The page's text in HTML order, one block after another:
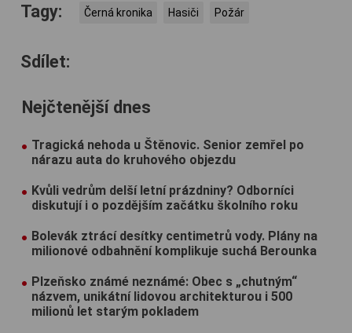
Tagy: Černá kronika Hasiči Požár
Sdílet:
Nejčtenější dnes
Tragická nehoda u Štěnovic. Senior zemřel po
nárazu auta do kruhového objezdu
Kvůli vedrům delší letní prázdniny? Odborníci
diskutují i o pozdějším začátku školního roku
Bolevák ztrácí desítky centimetrů vody. Plány na
milionové odbahnění komplikuje suchá Berounka
Plzeňsko známé neznámé: Obec s „chutným“
názvem, unikátní lidovou architekturou i 500
milionů let starým pokladem